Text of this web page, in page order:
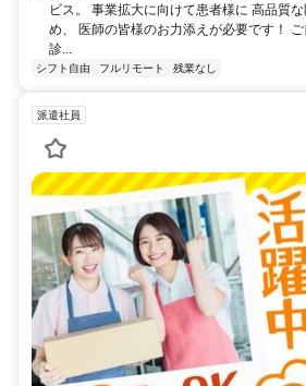
ビス。 事業拡大に向けて患者様に 高品質
め、 医師の皆様のお力添えが必要です！
診...
シフト自由 フルリモート 残業なし
派遣社員